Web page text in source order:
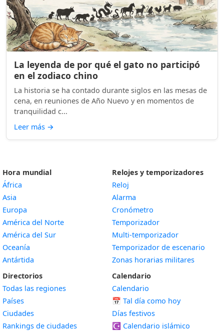
La leyenda de por qué el gato no participó
en el zodiaco chino
La historia se ha contado durante siglos en las mesas de
cena, en reuniones de Año Nuevo y en momentos de
tranquilidad c...
Leer más →
Hora mundial
África
Asia
Europa
América del Norte
América del Sur
Oceanía
Antártida
Directorios
Todas las regiones
Países
Ciudades
Rankings de ciudades
Relojes y temporizadores
Reloj
Alarma
Cronómetro
Temporizador
Multi-temporizador
Temporizador de escenario
Zonas horarias militares
Calendario
Calendario
📅 Tal día como hoy
Días festivos
☪️ Calendario islámico